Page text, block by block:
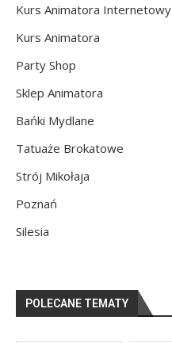
Kurs Animatora Internetowy
Kurs Animatora
Party Shop
Sklep Animatora
Bańki Mydlane
Tatuaże Brokatowe
Strój Mikołaja
Poznań
Silesia
POLECANE TEMATY